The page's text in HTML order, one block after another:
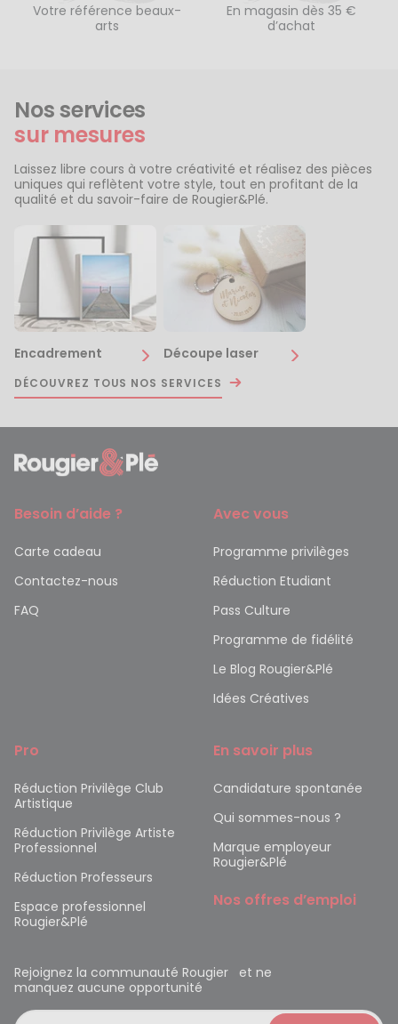
Votre référence beaux-
arts
En magasin dès 35 €
d’achat
Nos services
sur mesures
Laissez libre cours à votre créativité et réalisez des pièces
uniques qui reflètent votre style, tout en profitant de la
qualité et du savoir-faire de Rougier&Plé.
Encadrement Découpe laser
DÉCOUVREZ TOUS NOS SERVICES
Besoin d’aide ?
Carte cadeau
Contactez-nous
FAQ
Avec vous
Programme privilèges
Réduction Etudiant
Pass Culture
Programme de fidélité
Le Blog Rougier&Plé
Idées Créatives
Pro
Réduction Privilège Club
Artistique
Réduction Privilège Artiste
Professionnel
Réduction Professeurs
Espace professionnel
Rougier&Plé
En savoir plus
Candidature spontanée
Qui sommes-nous ?
Marque employeur
Rougier&Plé
Nos offres d’emploi
Rejoignez la communauté Rougier et ne
manquez aucune opportunité